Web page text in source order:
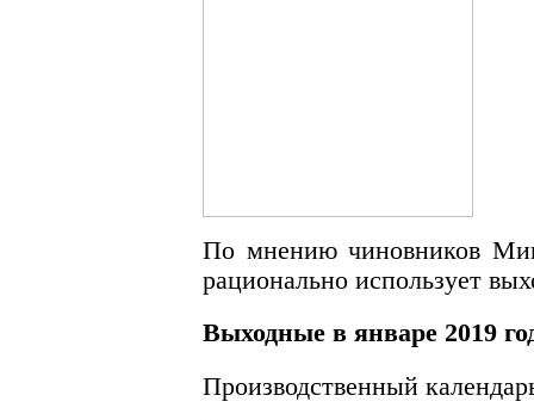
По мнению чиновников
рационально использует
Выходные в январе 2019
Производственный